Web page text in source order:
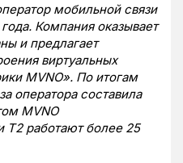
мобильной связи
Компания оказывает
и предлагает
виртуальных
MVNO». По итогам
оператора составила
MVNO
Т2 работают более 25